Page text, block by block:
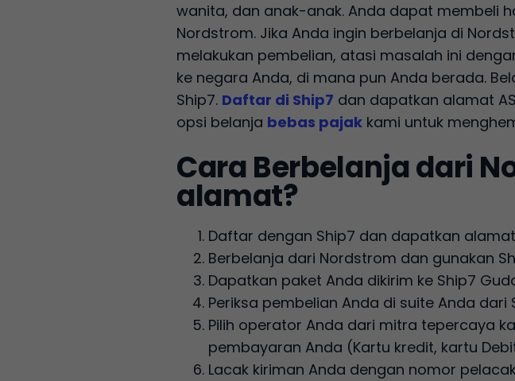
wanita, dan anak-anak. Anda dapat membeli
Nordstrom. Jika Anda ingin berbelanja di
melakukan pembelian, atasi masalah ini
ke negara Anda, di mana pun Anda berada.
Ship7. Daftar di Ship7 dan dapatkan alamat
opsi belanja bebas pajak kami untuk
Cara Berbelanja dari
alamat?
Daftar dengan Ship7 dan dapatkan alamat
Berbelanja dari Nordstrom dan gunakan
Dapatkan paket Anda dikirim ke Ship7
Periksa pembelian Anda di suite Anda dari
Pilih operator Anda dari mitra tepercaya
pembayaran Anda (Kartu kredit, kartu
Lacak kiriman Anda dengan nomor